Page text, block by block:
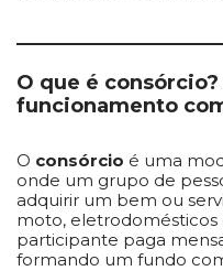
O que é
funcionamento
O consórcio é uma
onde um grupo de
adquirir um bem ou
moto, eletrodomésticos
participante paga
formando um fundo